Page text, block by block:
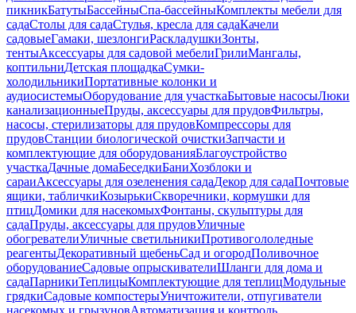
пикникБатутыБассейныСпа-бассейныКомплекты мебели для
садаСтолы для садаСтулья, кресла для садаКачели
садовыеГамаки, шезлонгиРаскладушкиЗонты,
тентыАксессуары для садовой мебелиГрилиМангалы,
коптильниДетская площадкаСумки-
холодильникиПортативные колонки и
аудиосистемыОборудование для участкаБытовые насосыЛюки
канализационныеПруды, аксессуары для прудовФильтры,
насосы, стерилизаторы для прудовКомпрессоры для
прудовСтанции биологической очисткиЗапчасти и
комплектующие для оборудованияБлагоустройство
участкаДачные домаБеседкиБаниХозблоки и
сараиАксессуары для озеленения садаДекор для садаПочтовые
ящики, табличкиКозырькиСкворечники, кормушки для
птицДомики для насекомыхФонтаны, скульптуры для
садаПруды, аксессуары для прудовУличные
обогревателиУличные светильникиПротивогололедные
реагентыДекоративный щебеньСад и огородПоливочное
оборудованиеСадовые опрыскивателиШланги для дома и
садаПарникиТеплицыКомплектующие для теплицМодульные
грядкиСадовые компостерыУничтожители, отпугиватели
насекомых и грызуновАвтоматизация и контроль